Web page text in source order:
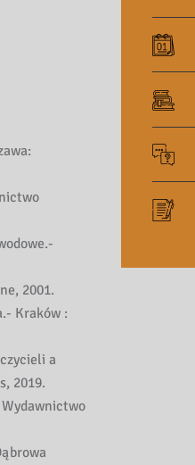
2001.
Kraków :
a
2019.